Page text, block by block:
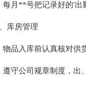
每月**号把记录好的'出
库房管理
物品入库前认真核对供
遵守公司规章制度，出